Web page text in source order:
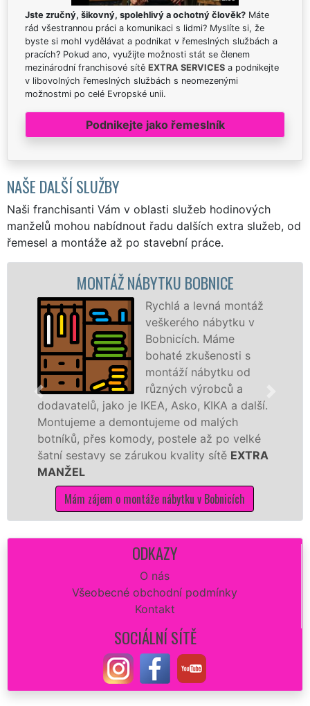
Jste zručný, šikovný, spolehlivý a ochotný člověk? Máte
rád všestrannou práci a komunikaci s lidmi? Myslíte si, že
byste si mohl vydělávat a podnikat v řemeslných službách a
pracích? Pokud ano, využijte možnosti stát se členem
mezinárodní franchisové sítě EXTRA SERVICES a podnikejte
v libovolných řemeslných službách s neomezenými
možnostmi po celé Evropské unii.
Podnikejte jako řemeslník
NAŠE DALŠÍ SLUŽBY
Naši franchisanti Vám v oblasti služeb hodinových
manželů mohou nabídnout řadu dalších extra služeb, od
řemesel a montáže až po stavební práce.
NÁBYTKU BOBNICE
Rychlá a levná montáž
veškerého nábytku v
Bobnicích. Máme
bohaté zkušenosti s
montáží nábytku od
různých výrobců a
jako je IKEA, Asko, KIKA a další.
a demontujeme od malých
komody, postele až po velké
se zárukou kvality sítěEXTRA
o montáže nábytku v Bobnicích
různých
Nobilie,
tuto kuchyň
ODKAZY
O nás
Všeobecné obchodní podmínky
Kontakt
SOCIÁLNÍ SÍTĚ